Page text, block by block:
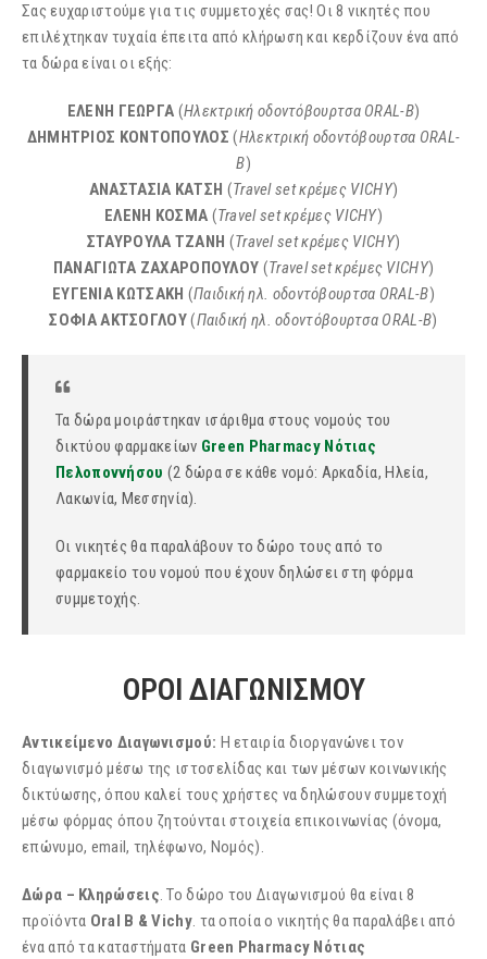
Σας ευχαριστούμε για τις συμμετοχές σας! Οι 8 νικητές που
επιλέχτηκαν τυχαία έπειτα από κλήρωση και κερδίζουν ένα από
τα δώρα είναι οι εξής:
ΕΛΕΝΗ ΓΕΩΡΓΑ (Ηλεκτρική οδοντόβουρτσα ORAL-B)
ΔΗΜΗΤΡΙΟΣ ΚΟΝΤΟΠΟΥΛΟΣ(Ηλεκτρική οδοντόβουρτσα ORAL-
B)
ΑΝΑΣΤΑΣΙΑ ΚΑΤΣΗ (Travel set κρέμες VICHY)
ΕΛΕΝΗ ΚΟΣΜΑ (Travel set κρέμες VICHY)
ΣΤΑΥΡΟΥΛΑ ΤΖΑΝΗ (Travel set κρέμες VICHY)
ΠΑΝΑΓΙΩΤΑ ΖΑΧΑΡΟΠΟΥΛΟΥ (Travel set κρέμες VICHY)
ΕΥΓΕΝΙΑ ΚΩΤΣΑΚΗ (Παιδική ηλ. οδοντόβουρτσα ORAL-B)
ΣΟΦΙΑ ΑΚΤΣΟΓΛΟΥ(Παιδική ηλ. οδοντόβουρτσα ORAL-B)
Τα δώρα μοιράστηκαν ισάριθμα στους νομούς του
δικτύου φαρμακείων Green Pharmacy Νότιας
Πελοποννήσου (2 δώρα σε κάθε νομό: Αρκαδία, Ηλεία,
Λακωνία, Μεσσηνία).
Οι νικητές θα παραλάβουν το δώρο τους από το
φαρμακείο του νομού που έχουν δηλώσει στη φόρμα
συμμετοχής.
ΟΡΟΙ ΔΙΑΓΩΝΙΣΜΟΥ
Αντικείμενο Διαγωνισμού: Η εταιρία διοργανώνει τον
διαγωνισμό μέσω της ιστοσελίδας και των μέσων κοινωνικής
δικτύωσης, όπου καλεί τους χρήστες να δηλώσουν συμμετοχή
μέσω φόρμας όπου ζητούνται στοιχεία επικοινωνίας (όνομα,
επώνυμο, email, τηλέφωνο, Νομός).
Δώρα – Κληρώσεις. Το δώρο του Διαγωνισμού θα είναι 8
προϊόντα Oral B & Vichy. τα οποία ο νικητής θα παραλάβει από
ένα από τα καταστήματα Green Pharmacy Νότιας